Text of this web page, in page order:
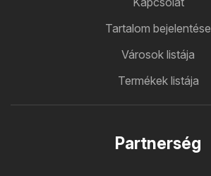
Tartalom bejelentése
Városok listája
Termékek listája
Partnerség